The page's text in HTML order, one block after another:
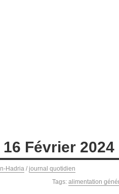
Février 2024
Hadria / journal quotidien
Tags: alimentation